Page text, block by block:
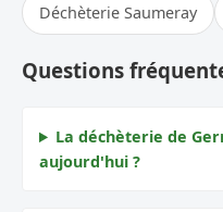
Déchèterie Saumeray
Questions
La déchèterie de
aujourd'hui ?